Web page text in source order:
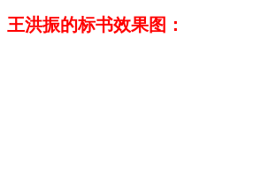
王洪振的标书效果图：